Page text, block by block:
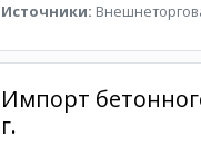
Источники:
Импорт
г.